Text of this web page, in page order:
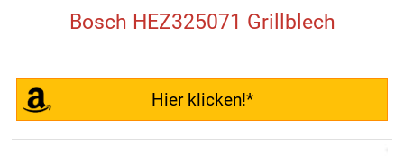
Bosch HEZ325071 Grillblech
Hier klicken!*